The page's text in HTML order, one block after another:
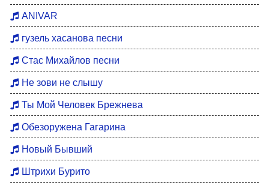
Мотивация для тренировок
DFM Remix
ANIVAR
гузель хасанова песни
Стас Михайлов песни
Не зови не слышу
Ты Мой Человек Брежнева
Обезоружена Гагарина
Новый Бывший
Штрихи Бурито